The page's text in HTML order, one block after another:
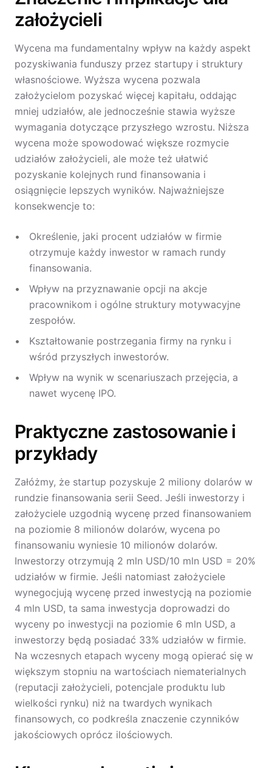
założycieli
Wycena ma fundamentalny wpływ na każdy aspekt
pozyskiwania funduszy przez startupy i struktury
własnościowe. Wyższa wycena pozwala
założycielom pozyskać więcej kapitału, oddając
mniej udziałów, ale jednocześnie stawia wyższe
wymagania dotyczące przyszłego wzrostu. Niższa
wycena może spowodować większe rozmycie
udziałów założycieli, ale może też ułatwić
pozyskanie kolejnych rund finansowania i
osiągnięcie lepszych wyników. Najważniejsze
konsekwencje to:
Określenie, jaki procent udziałów w firmie
otrzymuje każdy inwestor w ramach rundy
finansowania.
Wpływ na przyznawanie opcji na akcje
pracownikom i ogólne struktury motywacyjne
zespołów.
Kształtowanie postrzegania firmy na rynku i
wśród przyszłych inwestorów.
Wpływ na wynik w scenariuszach przejęcia, a
nawet wycenę IPO.
Praktyczne zastosowanie i
przykłady
Załóżmy, że startup pozyskuje 2 miliony dolarów w
rundzie finansowania serii Seed. Jeśli inwestorzy i
założyciele uzgodnią wycenę przed finansowaniem
na poziomie 8 milionów dolarów, wycena po
finansowaniu wyniesie 10 milionów dolarów.
Inwestorzy otrzymują 2 mln USD/10 mln USD = 20%
udziałów w firmie. Jeśli natomiast założyciele
wynegocjują wycenę przed inwestycją na poziomie
4 mln USD, ta sama inwestycja doprowadzi do
wyceny po inwestycji na poziomie 6 mln USD, a
inwestorzy będą posiadać 33% udziałów w firmie.
Na wczesnych etapach wyceny mogą opierać się w
większym stopniu na wartościach niematerialnych
(reputacji założycieli, potencjale produktu lub
wielkości rynku) niż na twardych wynikach
finansowych, co podkreśla znaczenie czynników
jakościowych oprócz ilościowych.